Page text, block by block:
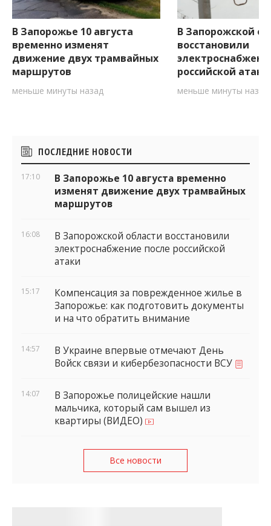
В Запорожье 10 августа
временно изменят
движение двух трамвайных
маршрутов
меньше минуты назад
В Запорожской
восстановили
российской атаки
меньше минуты назад
Боковые
виджеты
ПОСЛЕДНИЕ НОВОСТИ
17:10
В Запорожье 10 августа временно
изменят движение двух трамвайных
маршрутов
16:08
В Запорожской области восстановили
электроснабжение после российской
атаки
15:17
Компенсация за поврежденное жилье в
Запорожье: как подготовить документы
и на что обратить внимание
14:57
В Украине впервые отмечают День
Войск связи и кибербезопасности ВСУ
14:07
В Запорожье полицейские нашли
мальчика, который сам вышел из
квартиры (ВИДЕО)
Все новости